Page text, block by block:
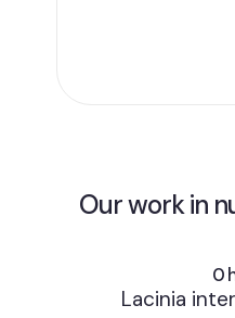
Our work in
Lacinia
0